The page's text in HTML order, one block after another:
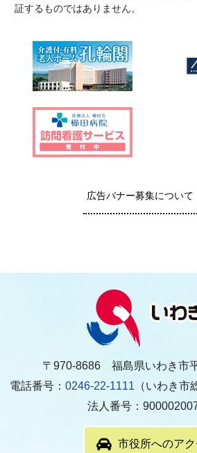
証するものではありません。
広告バナー募集について
〒970-8686 福島県いわき市
電話番号： 0246-22-1111 （いわき市
法人番号：
市役所へのアク